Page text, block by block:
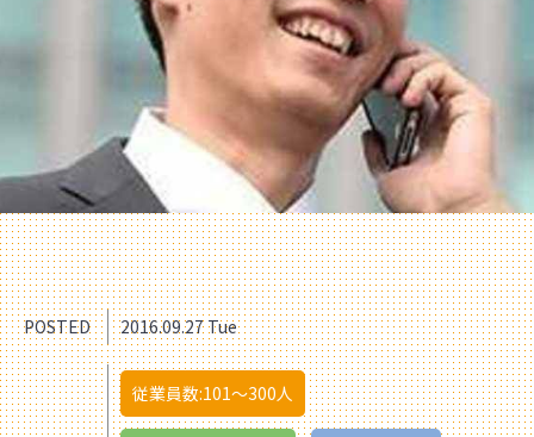
POSTED 2016.09.27 Tue
従業員数:101〜300人